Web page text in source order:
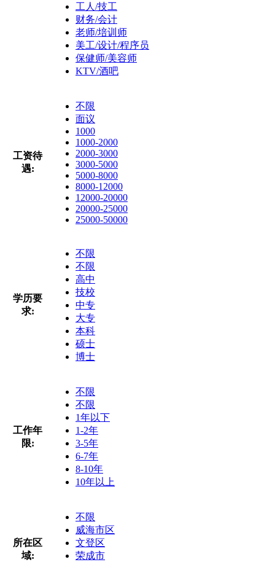
工人/技工
财务/会计
老师/培训师
美工/设计/程序员
保健师/美容师
KTV/酒吧
工资待
遇:
不限
面议
1000
1000-2000
2000-3000
3000-5000
5000-8000
8000-12000
12000-20000
20000-25000
25000-50000
学历要
求:
不限
不限
高中
技校
中专
大专
本科
硕士
博士
工作年
限:
不限
不限
1年以下
1-2年
3-5年
6-7年
8-10年
10年以上
所在区
域:
不限
威海市区
文登区
荣成市